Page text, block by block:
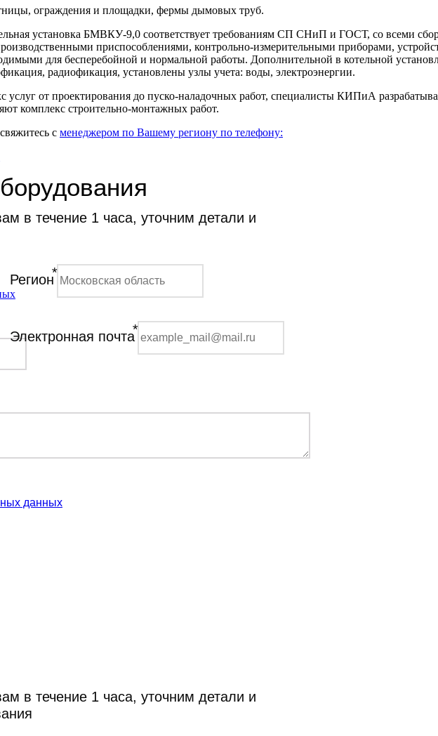
ограждения и площадки, фермы дымовых труб.
установка БМВКУ-9,0 соответствует требованиям СП СНиП и ГОСТ, со всеми
приспособлениями, контрольно-измерительными приборами,
для бесперебойной и нормальной работы. Дополнительной в котельной
радиофикация, установлены узлы учета: воды, электроэнергии.
услуг от проектирования до пуско-наладочных работ, специалисты КИПиА
комплекс строительно-монтажных работ.
с менеджером по Вашему региону по телефону:
в течение 1 часа, уточним детали и
Регион*
Электронная почта*
данных
в течение 1 часа, уточним детали и